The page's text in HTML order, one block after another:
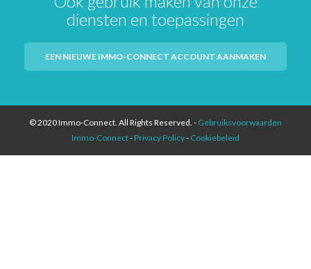
diensten en toepassingen
EEN NIEUWE IMMO-CONNECT ACCOUNT AANMAKEN
© 2020 Immo-Connect. All Rights Reserved. - Gebruiksvoorwaarden
Immo-Connect- Privacy Policy- Cookiebeleid